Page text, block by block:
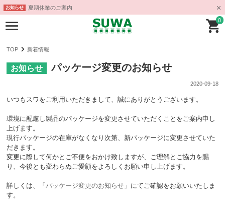
お知らせ 夏期休業のご案内
0
TOP 新着情報
お知らせ パッケージ変更のお知らせ
2020-09-18
いつもスワをご利用いただきまして、誠にありがとうございます。
環境に配慮し製品のパッケージを変更させていただくことをご案内申し
上げます。
現行パッケージの在庫がなくなり次第、新パッケージに変更させていた
だきます。
変更に際して何かとご不便をおかけ致しますが、ご理解とご協力を賜
り、今後とも変わらぬご愛顧をよろしくお願い申し上げます。
詳しくは、 「パッケージ変更のお知らせ」 にてご確認をお願いいたしま
す。